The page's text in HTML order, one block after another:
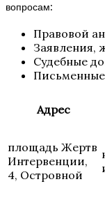
вопросам:
Правовой
Заявления,
Судебные
Адрес
площадь Жертв
Интервенции,
4, Островной